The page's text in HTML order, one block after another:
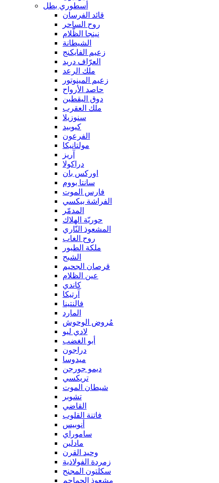
أسطوري بطل
قائد الفرسان
روح الساحر
نينجا الظّلام
الشيطانة
زعيم الفايكنج
العرّاف دريد
ملك الرعد
زعيم المينوتور
حاصد الأرواح
دوق اليقطين
ملك العقرب
سنوزيلا
كيوبيد
الفرعون
مولتانيكا
آريز
دراكولا
اوركس بان
سانتا بووم
فارس الموت
الفراشة بيكسي
المدمّر
حوريّة الهلاك
المشعوذ النّاري
روح الغاب
ملكة الطيور
الشبح
قرصان الجحيم
عين الظلام
كاندي
آرتيكا
فالنتينا
المارد
مُروض الوحوش
لادي ليو
أبو الغضب
دراجون
ميدوسا
ديمو جورجن
تريكسي
شيطان الموت
تشوبر
القاضي
فاتنة القلوب
أنوبيس
ساموراي
مادلين
وحيد القرن
زمردة الفولاذية
سكلتون المجنح
مشعوذ الجماجم